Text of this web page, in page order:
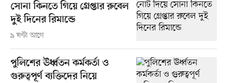
সোনা কিনতে গিয়ে গ্রেপ্তার রুবেল
দুই দিনের রিমান্ডে
৯ ঘণ্টা আগে
পুলিশের ঊর্ধ্বতন কর্মকর্তা ও
গুরুত্বপূর্ণ ব্যক্তিদের নিয়ে